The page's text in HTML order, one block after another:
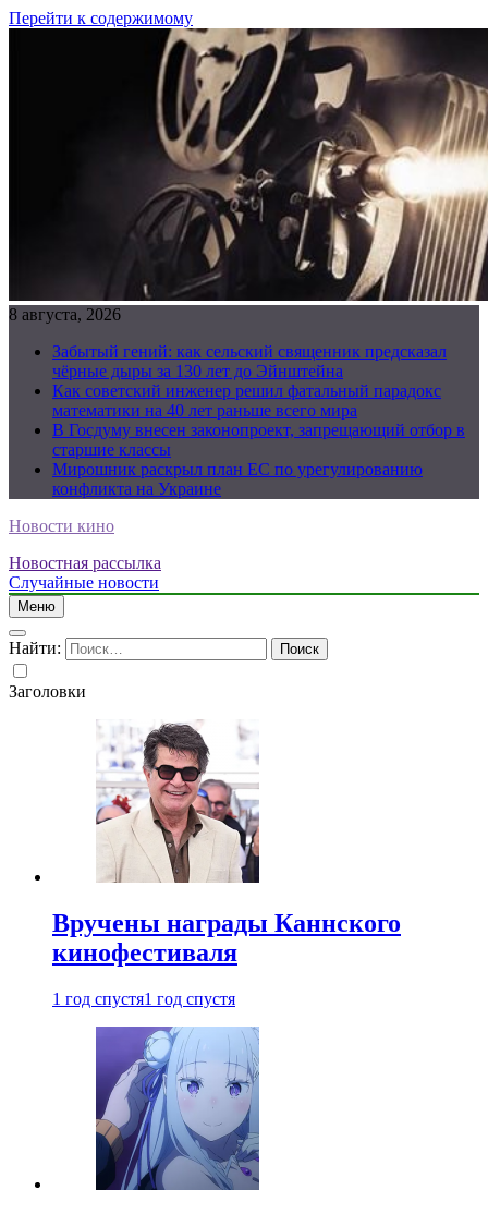
Перейти к содержимому
8 августа, 2026
Забытый гений: как сельский священник предсказал
чёрные дыры за 130 лет до Эйнштейна
Как советский инженер решил фатальный парадокс
математики на 40 лет раньше всего мира
В Госдуму внесен законопроект, запрещающий отбор в
старшие классы
Мирошник раскрыл план ЕС по урегулированию
конфликта на Украине
Новости кино
Новостная рассылка
Случайные новости
Меню
Найти:
Заголовки
Вручены награды Каннского
кинофестиваля
1 год спустя1 год спустя